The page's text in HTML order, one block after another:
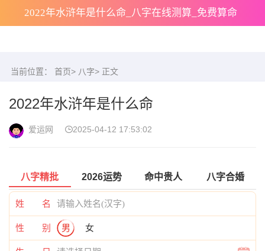
2022年水浒年是什么命_八字在线测算_免费算命
当前位置： 首页> 八字> 正文
2022年水浒年是什么命
爱运网 2025-04-12 17:53:02
八字精批 2026运势 命中贵人 八字合婚
姓 名
性 别 男 女